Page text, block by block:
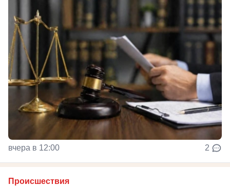
вчера в 12:00 2
Происшествия